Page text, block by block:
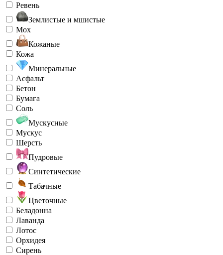
Ревень
Землистые и мшистые
Мох
Кожаные
Кожа
Минеральные
Асфальт
Бетон
Бумага
Соль
Мускусные
Мускус
Шерсть
Пудровые
Синтетические
Табачные
Цветочные
Беладонна
Лаванда
Лотос
Орхидея
Сирень